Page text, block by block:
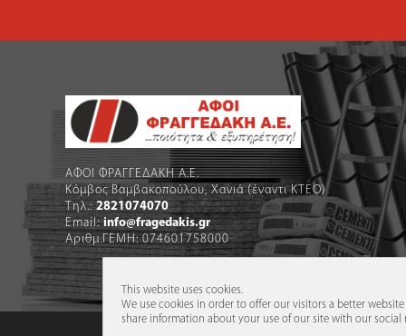
ΑΦΟΙ ΦΡΑΓΓΕΔΑΚΗ Α.Ε.
Κόμβος Βαμβακοπούλου, Χανιά (έναντι ΚΤΕΟ)
Τηλ.:2821074070
Email:info@fragedakis.gr
Αριθμ.ΓΕΜΗ: 074601758000
Οι
This website uses cookies.
We use cookies in order to offer our visitors a better
share information about your use of our site with our social